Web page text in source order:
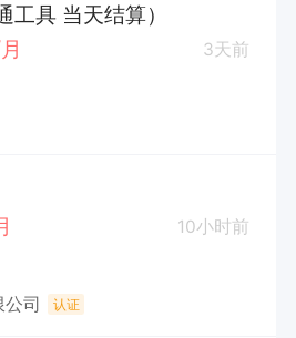
具 当天结算）
3天前
10小时前
司 认证